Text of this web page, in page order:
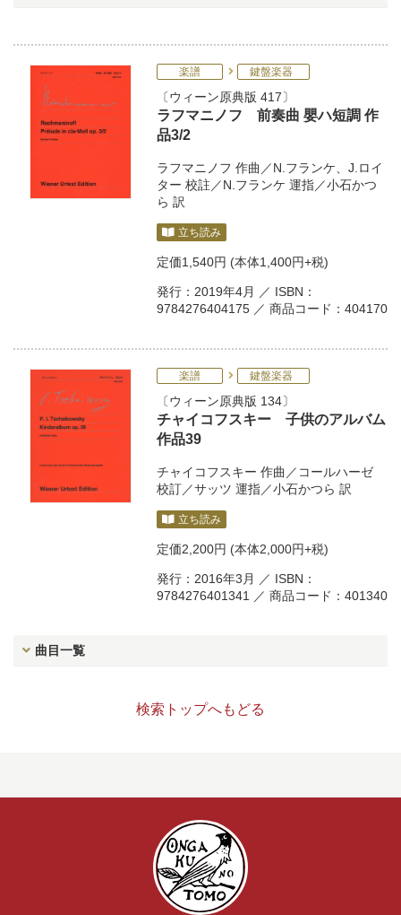
楽譜 鍵盤楽器
ウィーン原典版 417
ラフマニノフ 前奏曲 嬰ハ短調 作
品3/2
ラフマニノフ 作曲／N.フランケ
J.ロイ
ター 校註／N.フランケ 運指／小石かつ
ら 訳
立ち読み
定価1,540円 (本体1,400円+税)
発行：2019年4月 ／ ISBN：
9784276404175 ／ 商品コード：404170
楽譜 鍵盤楽器
ウィーン原典版 134
チャイコフスキー 子供のアルバム
作品39
チャイコフスキー 作曲／ コールハーゼ
校訂／サッツ 運指／小石かつら 訳
立ち読み
定価2,200円 (本体2,000円+税)
発行：2016年3月 ／ ISBN：
9784276401341 ／ 商品コード：401340
曲目一覧
検索トップへもどる